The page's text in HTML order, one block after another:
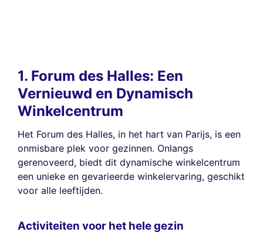
1. Forum des Halles: Een
Vernieuwd en Dynamisch
Winkelcentrum
Het Forum des Halles, in het hart van Parijs, is een
onmisbare plek voor gezinnen. Onlangs
gerenoveerd, biedt dit dynamische winkelcentrum
een unieke en gevarieerde winkelervaring, geschikt
voor alle leeftijden.
Activiteiten voor het hele gezin